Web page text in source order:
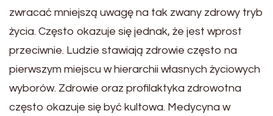
zwracać mniejszą uwagę na tak zwany zdrowy tryb
życia. Często okazuje się jednak, że jest wprost
przeciwnie. Ludzie stawiają zdrowie często na
pierwszym miejscu w hierarchii własnych życiowych
wyborów. Zdrowie oraz profilaktyka zdrowotna
często okazuje się być kultowa. Medycyna w